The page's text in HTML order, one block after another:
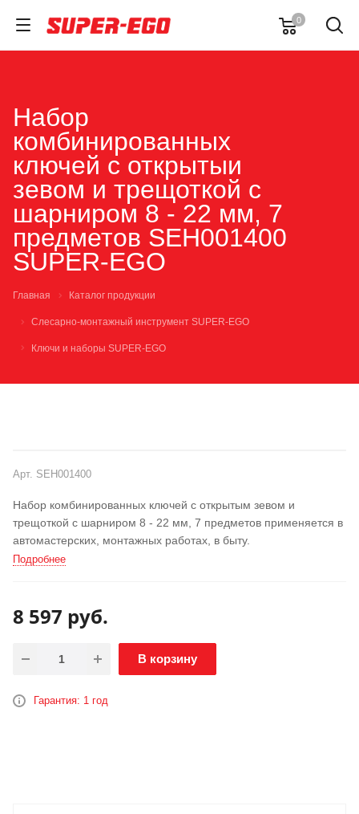
0
Набор
комбинированных
ключей с открытыи
зевом и трещоткой с
шарниром 8 - 22 мм, 7
предметов SEH001400
SUPER-EGO
Главная Каталог продукции
Слесарно-монтажный инструмент SUPER-EGO
Ключи и наборы SUPER-EGO
Арт. SEH001400
Набор комбинированных ключей с открытым зевом и
трещоткой с шарниром 8 - 22 мм, 7 предметов применяется в
автомастерских, монтажных работах, в быту.
Подробнее
8 597 руб.
В корзину
Гарантия: 1 год